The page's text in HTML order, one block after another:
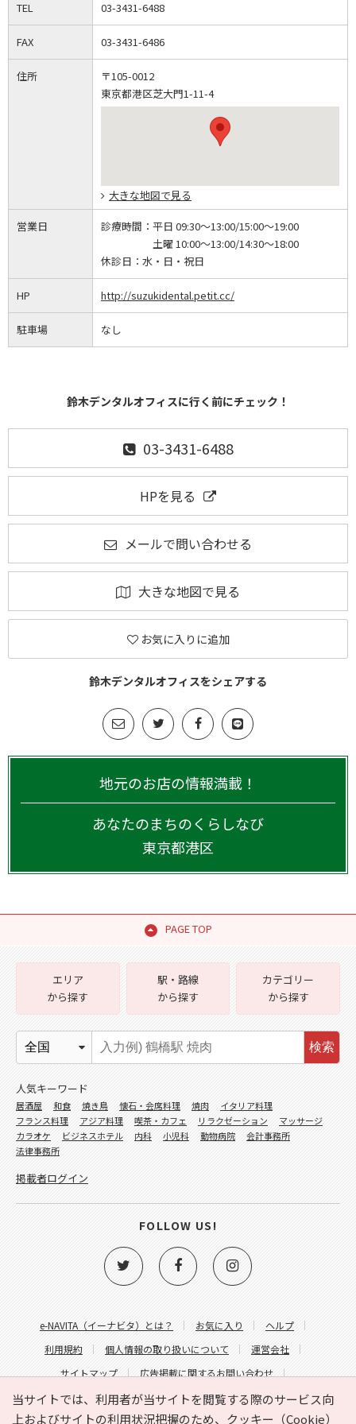
TEL 03-3431-6488
FAX 03-3431-6486
住所
〒105-0012
東京都港区芝大門1-11-4
大きな地図で見る
営業日 診療時間： 平日 09:30～13:00/15:00～19:00
土曜 10:00～13:00/14:30～18:00
休診日： 水・日・祝日
HP http://suzukidental.petit.cc/
駐車場 なし
鈴木デンタルオフィスに行く前にチェック！
03-3431-6488
HPを見る
メールで問い合わせる
大きな地図で見る
お気に入りに追加
鈴木デンタルオフィスをシェアする
地元のお店の情報満載！
あなたのまちのくらしなび
東京都港区
PAGE TOP
当サイトでは、利用者が当サイトを閲覧する際のサービス向
上およびサイトの利用状況把握のため、クッキー（Cookie）
e-NAVITA（イーナビタ）とは？ お気に入り
ヘルプ
利用規約
個人情報の取り扱いについて
運営会社
サイトマップ
広告掲載に関するお問い合わせ
サイトの内容に関するお問い合わせ
エリア
から探す
駅・路線
から探す
カテゴリー
から探す
検索
人気キーワード
居酒屋 和食 焼き鳥 懐石・会席料理 焼肉
イタリア料理
フランス料理
アジア料理 喫茶・カフェ リラクゼーション
マッサージ
カラオケ
ビジネスホテル 内科 小児科 動物病院
会計事務所
法律事務所
掲載者ログイン
FOLLOW US!